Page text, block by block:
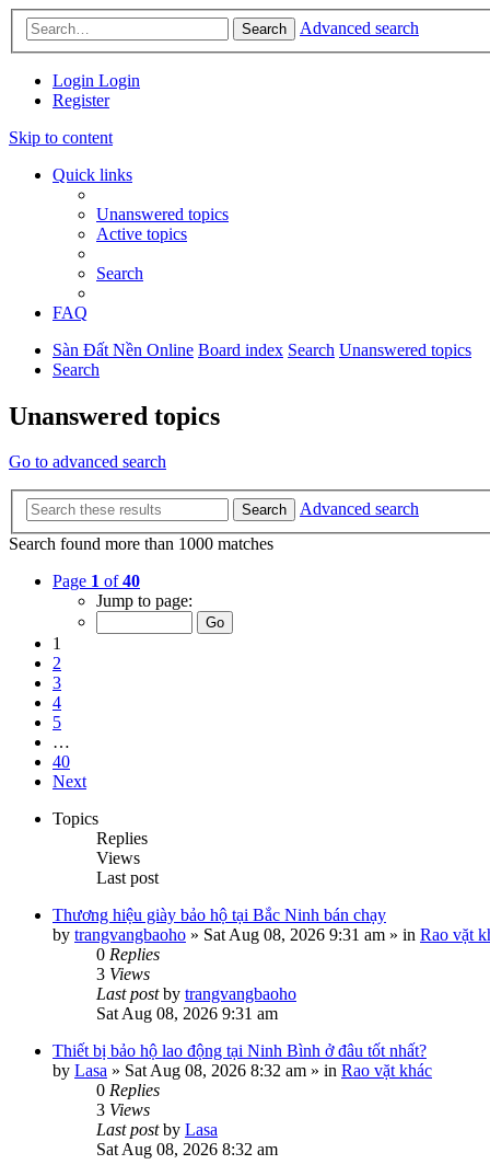
Search Advanced search
Login Login
Register
Skip to content
Quick links
Unanswered topics
Active topics
Search
FAQ
Sàn Đất Nền Online Board index Search Unanswered topics
Search
Unanswered topics
Go to advanced search
Search
Advanced search
Search found more than 1000 matches
Page 1 of40
Jump to page:
1
2
3
4
5
…
40
Next
Topics
Replies
Views
Last post
Thương hiệu giày bảo hộ tại Bắc Ninh bán chạy
by trangvangbaoho » Sat Aug 08, 2026 9:31 am » in Rao vặt
0 Replies
3 Views
Last postby trangvangbaoho
Sat Aug 08, 2026 9:31 am
Thiết bị bảo hộ lao động tại Ninh Bình ở đâu tốt nhất?
by Lasa » Sat Aug 08, 2026 8:32 am » in Rao vặt khác
0 Replies
3 Views
Last postby Lasa
Sat Aug 08, 2026 8:32 am